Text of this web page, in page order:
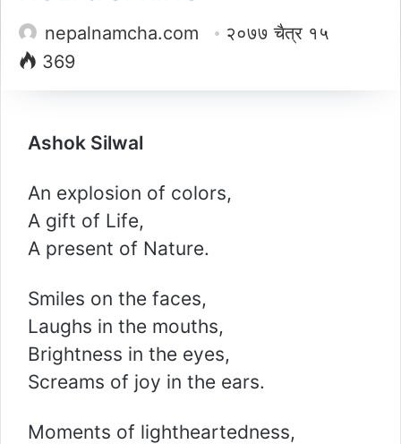
nepalnamcha.com
२०७७ चैत्र १५
369
Ashok Silwal
An explosion of colors,
A gift of Life,
A present of Nature.
Smiles on the faces,
Laughs in the mouths,
Brightness in the eyes,
Screams of joy in the ears.
Moments of lightheartedness,